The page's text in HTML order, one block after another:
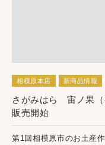
相模原本店 新商品情報
さがみはら 宙ノ果
販売開始
第1回相模原市のお土産